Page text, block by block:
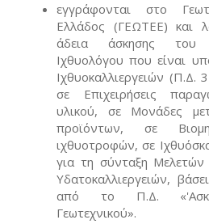
εγγράφονται στο
Ελλάδος (ΓΕΩΤΕΕ) και
άδεια άσκησης του
Ιχθυολόγου που είναι
Ιχθυοκαλλιεργειών
σε Επιχειρήσεις
υλικού, σε Μονάδες
προϊόντων, σε
ιχθυοτροφών, σε
για τη σύνταξη Μελετών
Υδατοκαλλιεργειών,
από το Π.Δ.
Γεωτεχνικού».